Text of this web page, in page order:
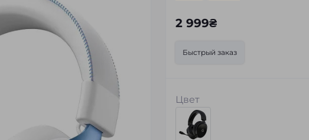
2 999₴
Быстрый заказ
Цвет